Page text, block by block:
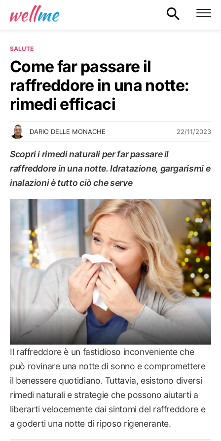
SALUTE
Come far passare il
raffreddore in una notte:
rimedi efficaci
DARIO DELLE MONACHE 22/11/2023
Scopri i rimedi naturali per far passare il
raffreddore in una notte. Idratazione, gargarismi e
inalazioni è tutto ciò che serve
Il raffreddore è un fastidioso inconveniente che
può rovinare una notte di sonno e compromettere
il benessere quotidiano. Tuttavia, esistono diversi
rimedi naturali e strategie che possono aiutarti a
liberarti velocemente dai sintomi del raffreddore e
a goderti una notte di riposo rigenerante.